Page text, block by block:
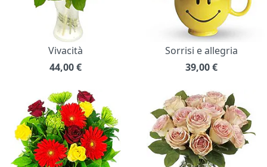
Vivacità
44,00€
Sorrisi e allegria
39,00€